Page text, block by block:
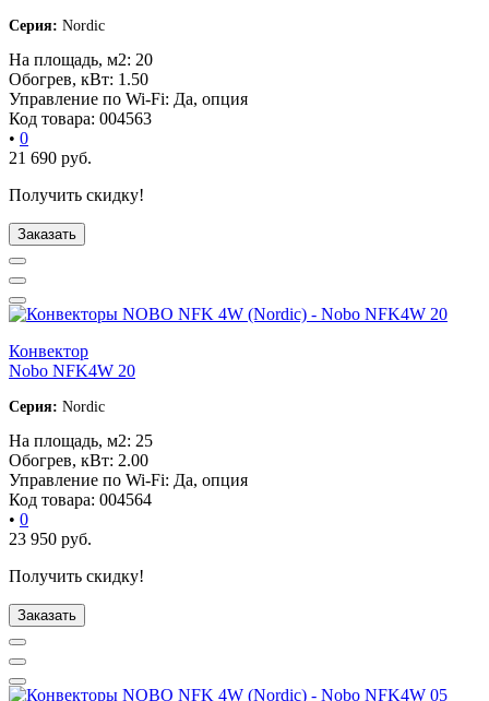
Серия: Nordic
На площадь, м2: 20
Обогрев, кВт: 1.50
Управление по Wi-Fi: Да, опция
Код товара: 004563
• 0
21 690 руб.
Получить скидку!
Заказать
Конвектор
Nobo NFK4W 20
Серия: Nordic
На площадь, м2: 25
Обогрев, кВт: 2.00
Управление по Wi-Fi: Да, опция
Код товара: 004564
• 0
23 950 руб.
Получить скидку!
Заказать